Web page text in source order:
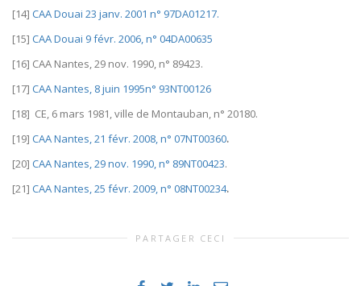
[14] CAA Douai 23 janv. 2001 n° 97DA01217.
[15] CAA Douai 9 févr. 2006, n° 04DA00635
[16] CAA Nantes, 29 nov. 1990, n° 89423.
[17] CAA Nantes, 8 juin 1995n° 93NT00126
[18] CE, 6 mars 1981, ville de Montauban, n° 20180.
[19] CAA Nantes, 21 févr. 2008, n° 07NT00360.
[20] CAA Nantes, 29 nov. 1990, n° 89NT00423.
[21] CAA Nantes, 25 févr. 2009, n° 08NT00234.
PARTAGER CECI